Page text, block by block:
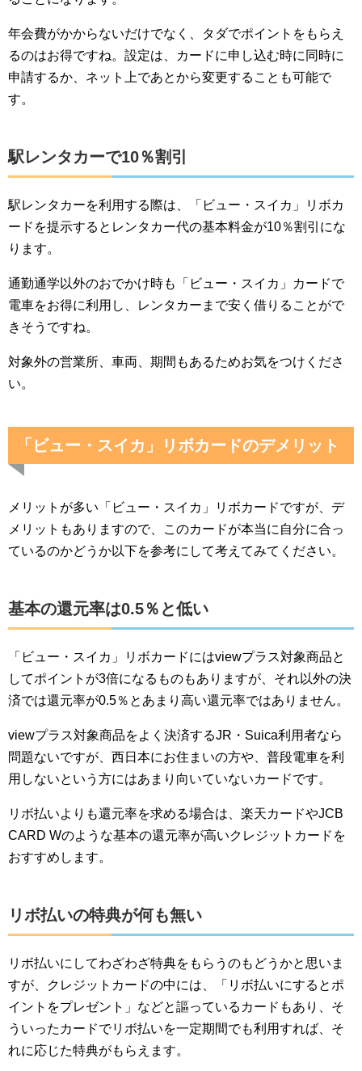
年会費がかからないだけでなく、タダでポイントをもらえ
るのはお得ですね。設定は、カードに申し込む時に同時に
申請するか、ネット上であとから変更することも可能で
す。
駅レンタカーで10％割引
駅レンタカーを利用する際は、「ビュー・スイカ」リボカ
ードを提示するとレンタカー代の基本料金が10％割引にな
ります。
通勤通学以外のおでかけ時も「ビュー・スイカ」カードで
電車をお得に利用し、レンタカーまで安く借りることがで
きそうですね。
対象外の営業所、車両、期間もあるためお気をつけくださ
い。
「ビュー・スイカ」リボカードのデメリット
メリットが多い「ビュー・スイカ」リボカードですが、デ
メリットもありますので、このカードが本当に自分に合っ
ているのかどうか以下を参考にして考えてみてください。
基本の還元率は0.5％と低い
「ビュー・スイカ」リボカードにはviewプラス対象商品と
してポイントが3倍になるものもありますが、それ以外の決
済では還元率が0.5％とあまり高い還元率ではありません。
viewプラス対象商品をよく決済するJR・Suica利用者なら
問題ないですが、西日本にお住まいの方や、普段電車を利
用しないという方にはあまり向いていないカードです。
リボ払いよりも還元率を求める場合は、楽天カードやJCB
CARD Wのような基本の還元率が高いクレジットカードを
おすすめします。
リボ払いの特典が何も無い
リボ払いにしてわざわざ特典をもらうのもどうかと思いま
すが、クレジットカードの中には、「リボ払いにするとポ
イントをプレゼント」などと謳っているカードもあり、そ
ういったカードでリボ払いを一定期間でも利用すれば、そ
れに応じた特典がもらえます。